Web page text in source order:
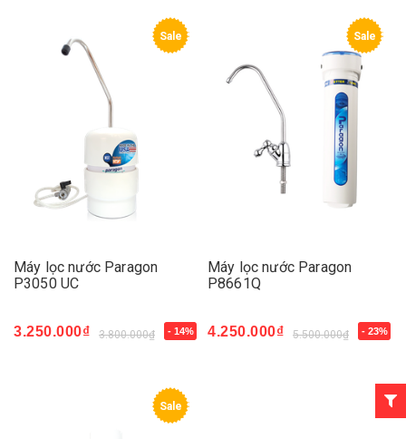
Sale
Máy lọc nước Paragon
P3050 UC
3.250.000₫ 3.800.000₫ - 14%
Sale
Máy lọc nước Paragon
P8661Q
4.250.000₫ 5.500.000₫ - 23%
Sale